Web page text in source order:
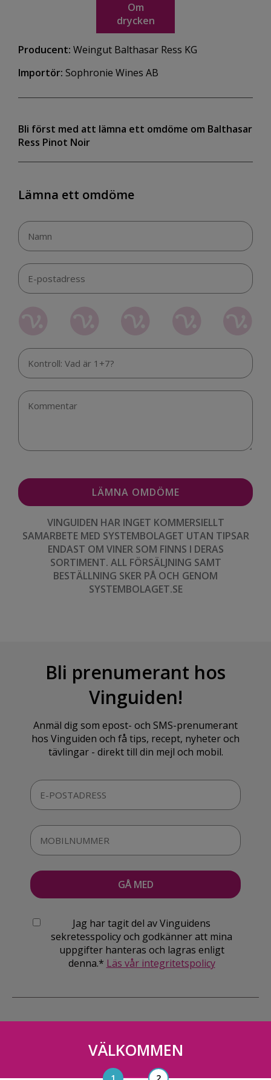
Om
drycken
Producent: Weingut Balthasar Ress KG
Importör: Sophronie Wines AB
Bli först med att lämna ett omdöme om Balthasar
Ress Pinot Noir
Lämna ett omdöme
VINGUIDEN HAR INGET KOMMERSIELLT
SAMARBETE MED SYSTEMBOLAGET UTAN TIPSAR
ENDAST OM VINER SOM FINNS I DERAS
SORTIMENT. ALL FÖRSÄLJNING SAMT
BESTÄLLNING SKER PÅ OCH GENOM
SYSTEMBOLAGET.SE
Bli prenumerant hos
Vinguiden!
Anmäl dig som epost- och SMS-prenumerant
hos Vinguiden och få tips, recept, nyheter och
tävlingar - direkt till din mejl och mobil.
Jag har tagit del av Vinguidens
sekretesspolicy och godkänner att mina
uppgifter hanteras och lagras enligt
denna.* Läs vår integritetspolicy
Vinguiden Nordic AB
VÄLKOMMEN